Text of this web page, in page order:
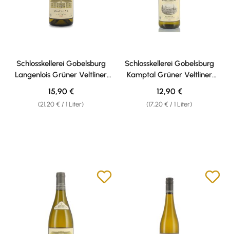
Schlosskellerei Gobelsburg
Langenlois Grüner Veltliner
2025 13% vol. 0,75l
(21,20 € / 1 Liter)
Regulärer Preis:
15,90 €
Schlosskellerei Gobelsburg
Kamptal Grüner Veltliner
2025 12,5 % vol. 0,75l
(17,20 € / 1 Liter)
Regulärer Preis:
12,90 €